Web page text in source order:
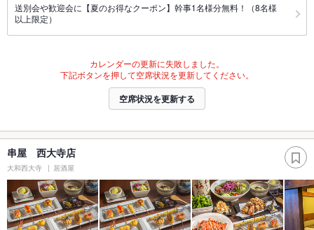
送別会や歓迎会に【夏のお得なクーポン】幹事1名様分無料！（8名様
以上限定）
カレンダーの更新に失敗しました。
下記ボタンを押して空席状況を更新してください。
空席状況を更新する
串屋 西大寺店
大和西大寺 居酒屋